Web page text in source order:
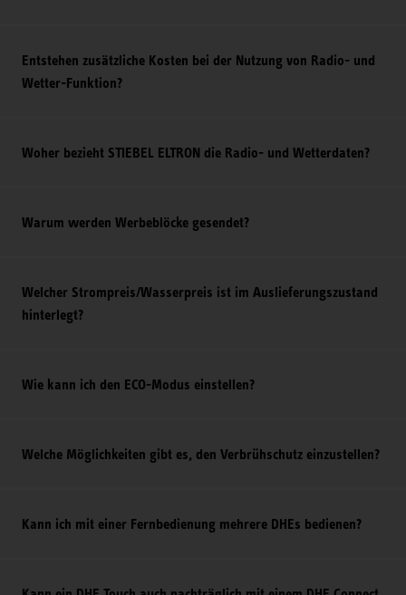
Entstehen zusätzliche Kosten bei der Nutzung von Radio- und
Wetter-Funktion?
Woher bezieht STIEBEL ELTRON die Radio- und Wetterdaten?
Warum werden Werbeblöcke gesendet?
Welcher Strompreis/Wasserpreis ist im Auslieferungszustand
hinterlegt?
Wie kann ich den ECO-Modus einstellen?
Welche Möglichkeiten gibt es, den Verbrühschutz einzustellen?
Kann ich mit einer Fernbedienung mehrere DHEs bedienen?